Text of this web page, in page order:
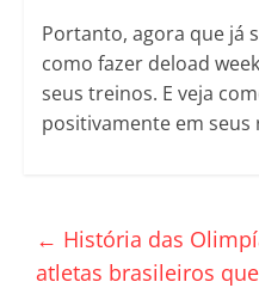
Portanto, agora que já
como fazer deload
seus treinos. E veja
positivamente em seus
← História das
atletas brasileiros